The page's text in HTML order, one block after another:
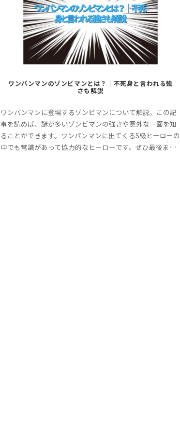
ワンパンマンのゾンビマンとは？｜不死身と言われる強
さも解説
ワンパンマンに登場するゾンビマンについて解説。この記
事を読めば、謎が多いゾンビマンの強さや意外な一面を知
ることができます。ワンパンマンに出てくるS級ヒーローの
中でも常識があって協力的なヒーローです。ぜひ最後まで